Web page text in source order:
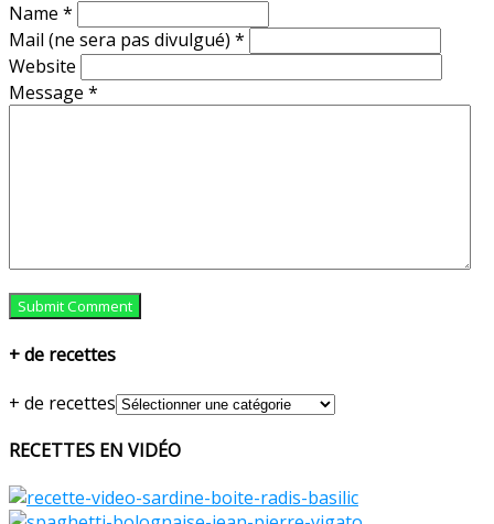
Name *
Mail (ne sera pas divulgué) *
Website
Message *
+ de recettes
+ de recettes
RECETTES EN VIDÉO